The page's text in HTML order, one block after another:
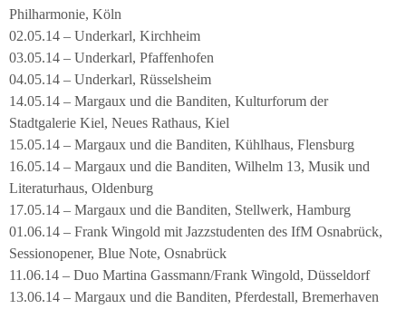
Philharmonie, Köln
02.05.14 – Underkarl, Kirchheim
03.05.14 – Underkarl, Pfaffenhofen
04.05.14 – Underkarl, Rüsselsheim
14.05.14 – Margaux und die Banditen, Kulturforum der
Stadtgalerie Kiel, Neues Rathaus, Kiel
15.05.14 – Margaux und die Banditen, Kühlhaus, Flensburg
16.05.14 – Margaux und die Banditen, Wilhelm 13, Musik und
Literaturhaus, Oldenburg
17.05.14 – Margaux und die Banditen, Stellwerk, Hamburg
01.06.14 – Frank Wingold mit Jazzstudenten des IfM Osnabrück,
Sessionopener, Blue Note, Osnabrück
11.06.14 – Duo Martina Gassmann/Frank Wingold, Düsseldorf
13.06.14 – Margaux und die Banditen, Pferdestall, Bremerhaven